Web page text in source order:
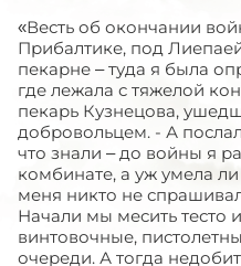
«Весть об окончании
Прибалтике, под
пекарне – туда я была
где лежала с тяжелой
пекарь Кузнецова,
добровольцем. - А
что знали – до войны я
комбинате, а уж умела
меня никто не
Начали мы месить тесто
винтовочные,
очереди. А тогда